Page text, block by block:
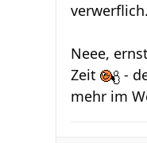
Neee,
Zeit
-
mehr im